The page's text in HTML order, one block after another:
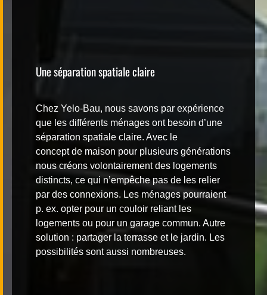
Une séparation spatiale claire
Chez Yelo-Bau, nous savons par expérience
que les différents ménages ont besoin d’une
séparation spatiale claire. Avec le
concept de maison pour plusieurs générations
nous créons volontairement des logements
distincts, ce qui n’empêche pas de les relier
par des connexions. Les ménages pourraient
p. ex. opter pour un couloir reliant les
logements ou pour un garage commun. Autre
solution : partager la terrasse et le jardin. Les
possibilités sont aussi nombreuses.